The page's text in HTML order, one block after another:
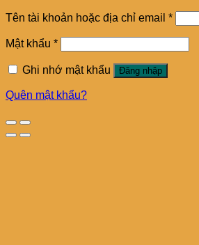
Tên tài khoản hoặc địa chỉ email *
Mật khẩu *
Ghi nhớ mật khẩu Đăng nhập
Quên mật khẩu?